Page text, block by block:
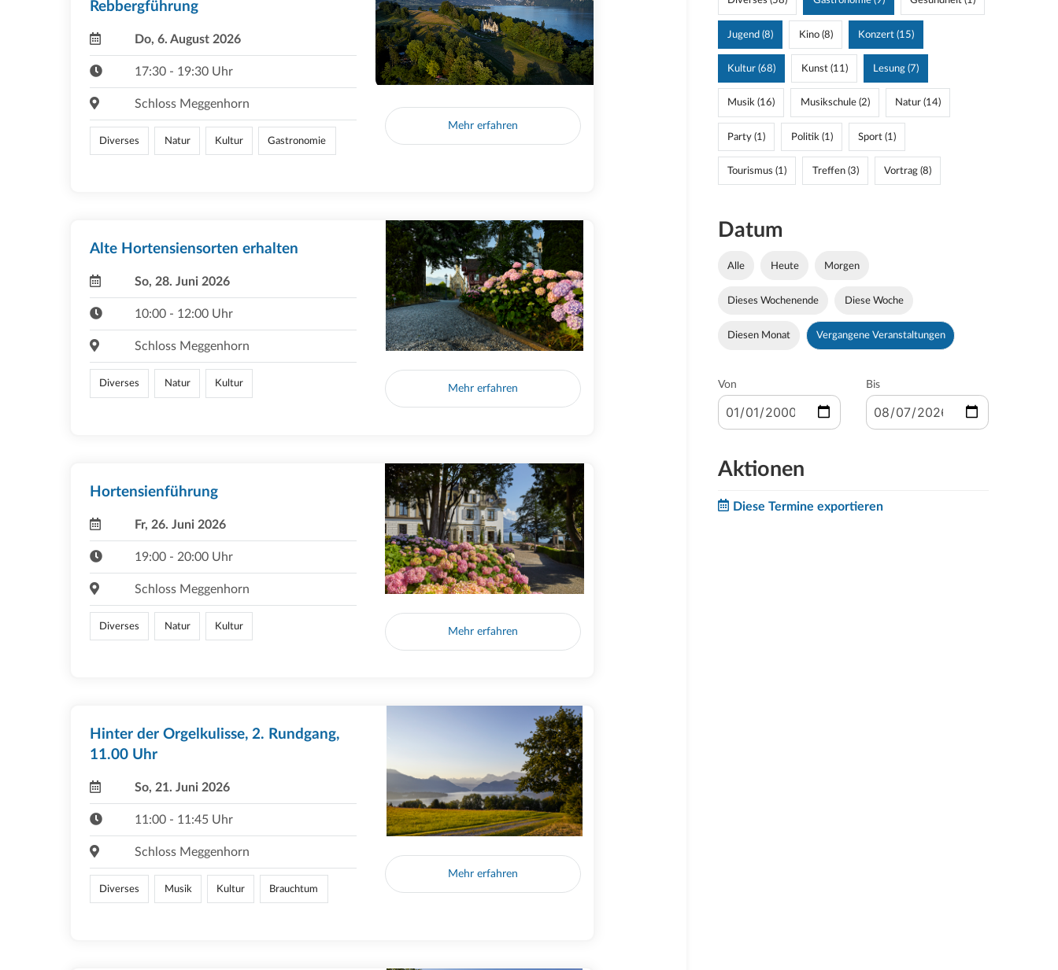
Rebbergführung
Do, 6. August 2026
17:30 - 19:30 Uhr
Schloss Meggenhorn
Diverses Natur Kultur Gastronomie
Mehr erfahren
Alte Hortensiensorten erhalten
So, 28. Juni 2026
10:00 - 12:00 Uhr
Schloss Meggenhorn
Diverses Natur Kultur Mehr erfahren
Hortensienführung
Fr, 26. Juni 2026
19:00 - 20:00 Uhr
Schloss Meggenhorn
Diverses Natur Kultur Mehr erfahren
Hinter der Orgelkulisse, 2. Rundgang,
11.00 Uhr
So, 21. Juni 2026
11:00 - 11:45 Uhr
Schloss Meggenhorn
Diverses Musik Kultur Brauchtum
Mehr erfahren
Jugend (8) Kino (8) Konzert (15)
Kultur (68) Kunst (11) Lesung (7)
Musik (16) Musikschule (2) Natur (14)
Party (1) Politik (1) Sport (1)
Tourismus (1) Treffen (3) Vortrag (8)
Datum
Alle Heute Morgen
Dieses Wochenende Diese Woche
Diesen Monat Vergangene Veranstaltungen
Von Bis
Aktionen
Diese Termine exportieren